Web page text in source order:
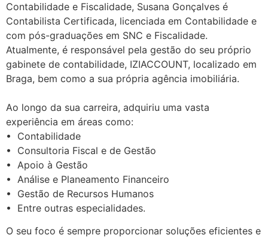
Contabilidade e Fiscalidade, Susana Gonçalves é
Contabilista Certificada, licenciada em Contabilidade e
com pós-graduações em SNC e Fiscalidade.
Atualmente, é responsável pela gestão do seu próprio
gabinete de contabilidade, IZIACCOUNT, localizado em
Braga, bem como a sua própria agência imobiliária.
Ao longo da sua carreira, adquiriu uma vasta
experiência em áreas como:
• Contabilidade
• Consultoria Fiscal e de Gestão
• Apoio à Gestão
• Análise e Planeamento Financeiro
• Gestão de Recursos Humanos
• Entre outras especialidades.
O seu foco é sempre proporcionar soluções eficientes e